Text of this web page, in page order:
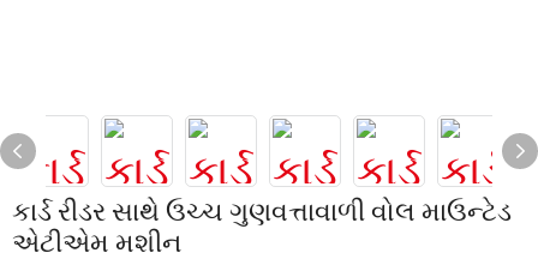
કાર્ડ રીડર સાથે ઉચ્ચ ગુણવત્તાવાળી વોલ માઉન્ટેડ
એટીએમ મશીન